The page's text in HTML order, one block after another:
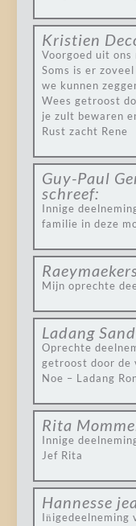
Kristien
Voorgoed uit
Soms is er
we kunnen
Wees getroost
je zult bewaren
Rust zacht Rene
Guy-Paul
schreef:
Innige
familie in deze
Mijn oprechte
Ladang
Oprechte
getroost door de
Noe – Ladang
Rita
Innige
Jef Rita
Hannesse
In̈igedeelneming